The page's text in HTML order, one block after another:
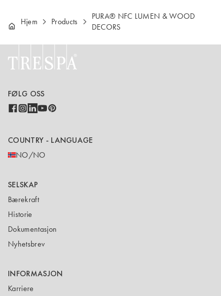
Hjem Products
PURA® NFC LUMEN & WOOD
DECORS
FØLG OSS
COUNTRY - LANGUAGE
NO/NO
SELSKAP
Bærekraft
Historie
Dokumentasjon
Nyhetsbrev
INFORMASJON
Karriere